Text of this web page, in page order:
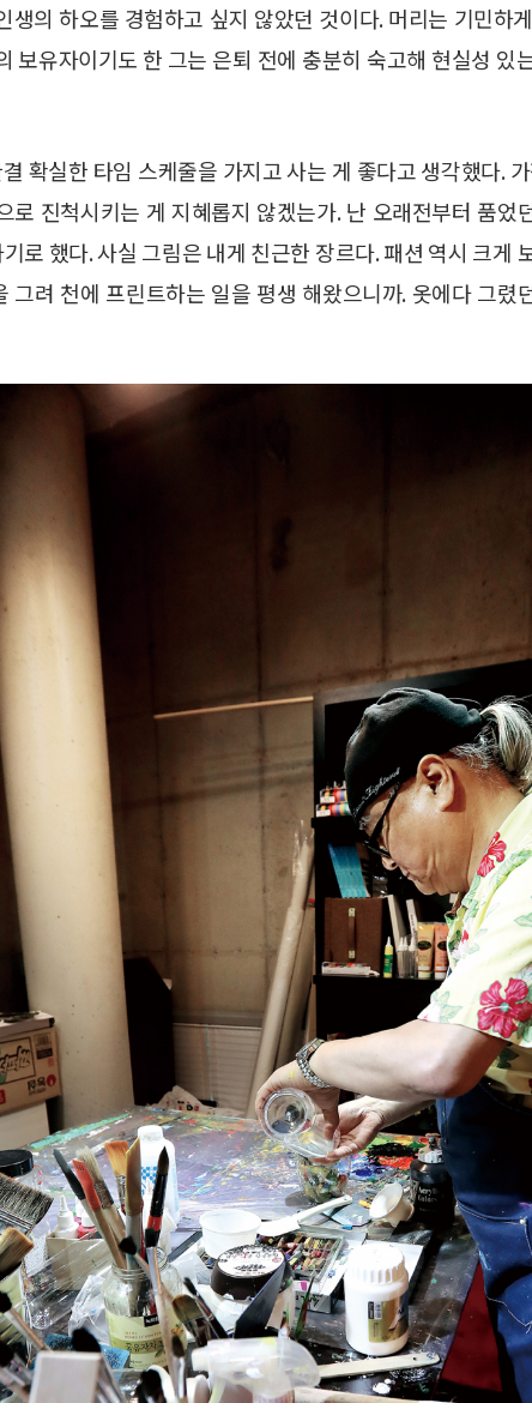
생의 하오를 경험하고 싶지 않았던 것이다. 머리는 기민하
보유자이기도 한 그는 은퇴 전에 충분히 숙고해 현실성 있
확실한 타임 스케줄을 가지고 사는 게 좋다고 생각했다.
로 진척시키는 게 지혜롭지 않겠는가. 난 오래전부터 품었
로 했다. 사실 그림은 내게 친근한 장르다. 패션 역시 크게
그려 천에 프린트하는 일을 평생 해왔으니까. 옷에다 그렸